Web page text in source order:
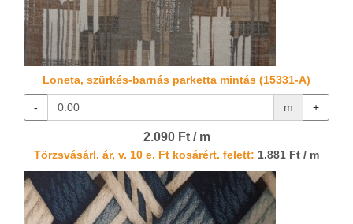
Loneta, szürkés-barnás parketta mintás (15331-A)
- m +
2.090 Ft / m
Törzsvásárl. ár, v. 10 e. Ft kosárért. felett: 1.881 Ft / m